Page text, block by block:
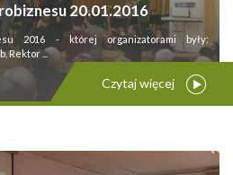
20.01.2016
2016 - której organizatorami były:
Rektor ...
Czytaj więcej